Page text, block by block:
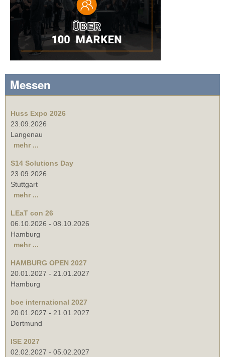
Messen
Huss Expo 2026
23.09.2026
Langenau
mehr ...
S14 Solutions Day
23.09.2026
Stuttgart
mehr ...
LEaT con 26
06.10.2026 - 08.10.2026
Hamburg
mehr ...
HAMBURG OPEN 2027
20.01.2027 - 21.01.2027
Hamburg
boe international 2027
20.01.2027 - 21.01.2027
Dortmund
ISE 2027
02.02.2027 - 05.02.2027